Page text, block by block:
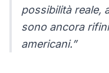
possibilità reale,
sono ancora
americani.”